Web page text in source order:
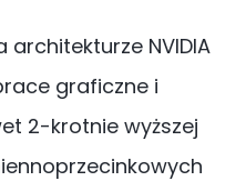
architekturze NVIDIA
graficzne i
2-krotnie wyższej